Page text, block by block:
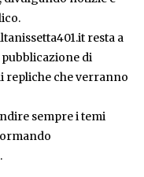
resta a
di
repliche che verranno
sempre i temi